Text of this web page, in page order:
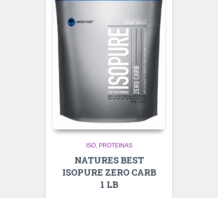
ISO PROTEINAS
NATURES BEST
ISOPURE ZERO CARB
1 LB